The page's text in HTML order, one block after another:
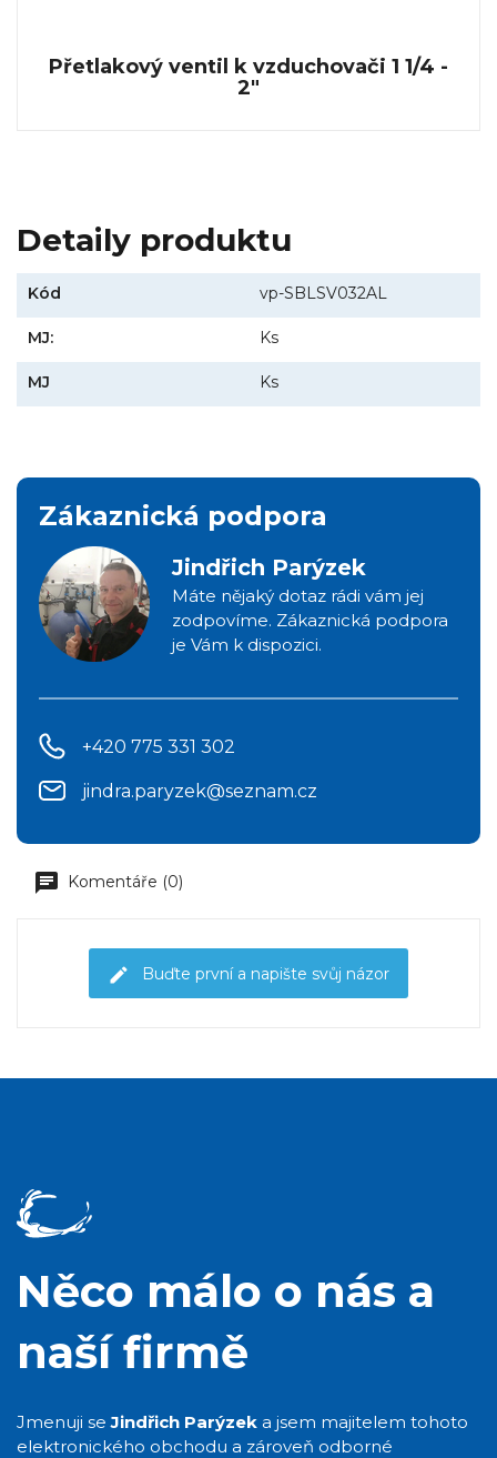
Přetlakový ventil k vzduchovači 1 1/4 -
2"
Detaily produktu
Kód vp-SBLSV032AL
MJ: Ks
MJ Ks
Zákaznická podpora
Jindřich Parýzek
Máte nějaký dotaz rádi vám jej
zodpovíme. Zákaznická podpora
je Vám k dispozici.
+420 775 331 302
jindra.paryzek@seznam.cz
Komentáře (0)
Buďte první a napište svůj názor
Něco málo o nás a
naší firmě
Jmenuji seJindřich Parýzek a jsem majitelem tohoto
elektronického obchodu a zároveň odborné